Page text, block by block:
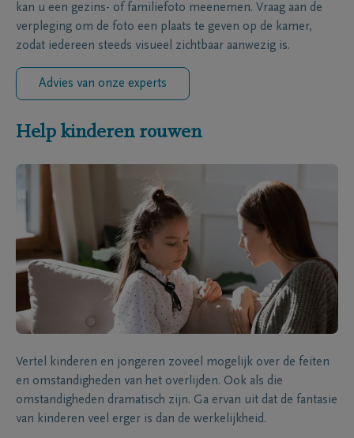
kan u een gezins- of familiefoto meenemen. Vraag aan de
verpleging om de foto een plaats te geven op de kamer,
zodat iedereen steeds visueel zichtbaar aanwezig is.
Advies van onze experts
Help kinderen rouwen
Vertel kinderen en jongeren zoveel mogelijk over de feiten
en omstandigheden van het overlijden. Ook als die
omstandigheden dramatisch zijn. Ga ervan uit dat de fantasie
van kinderen veel erger is dan de werkelijkheid.